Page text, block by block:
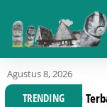
Agustus 8, 2026
TRENDING
Terbaru